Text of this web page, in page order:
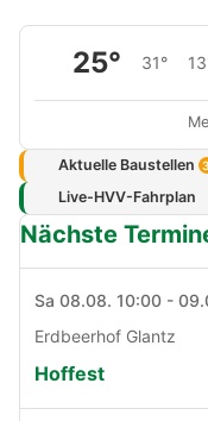
25° 31°
Aktuelle Baustellen 3
Live-HVV-Fahrplan
Nächste
Sa 08.08. 10:00 -
Erdbeerhof Glantz
Hoffest